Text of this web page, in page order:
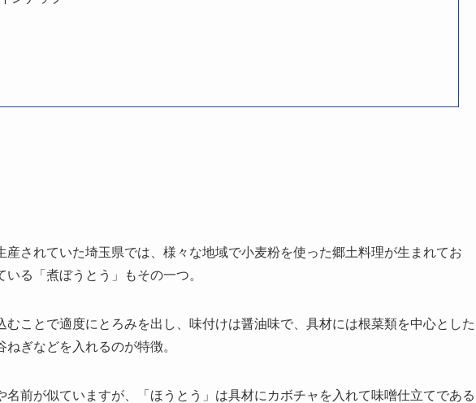
産されていた埼玉県では、様々な地域で小麦粉を使った郷土料理が生まれてお
る「煮ぼうとう」もその一つ。
むことで適度にとろみを出し、味付けは醤油味で、具材には根菜類を中心とした
ぎなどを入れるのが特徴。
名前が似ていますが、「ほうとう」は具材にカボチャを入れて味噌仕立てである